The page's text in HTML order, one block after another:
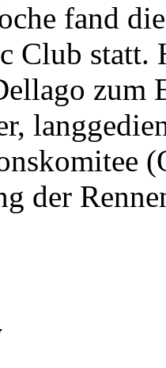
fand
Club
zum
der